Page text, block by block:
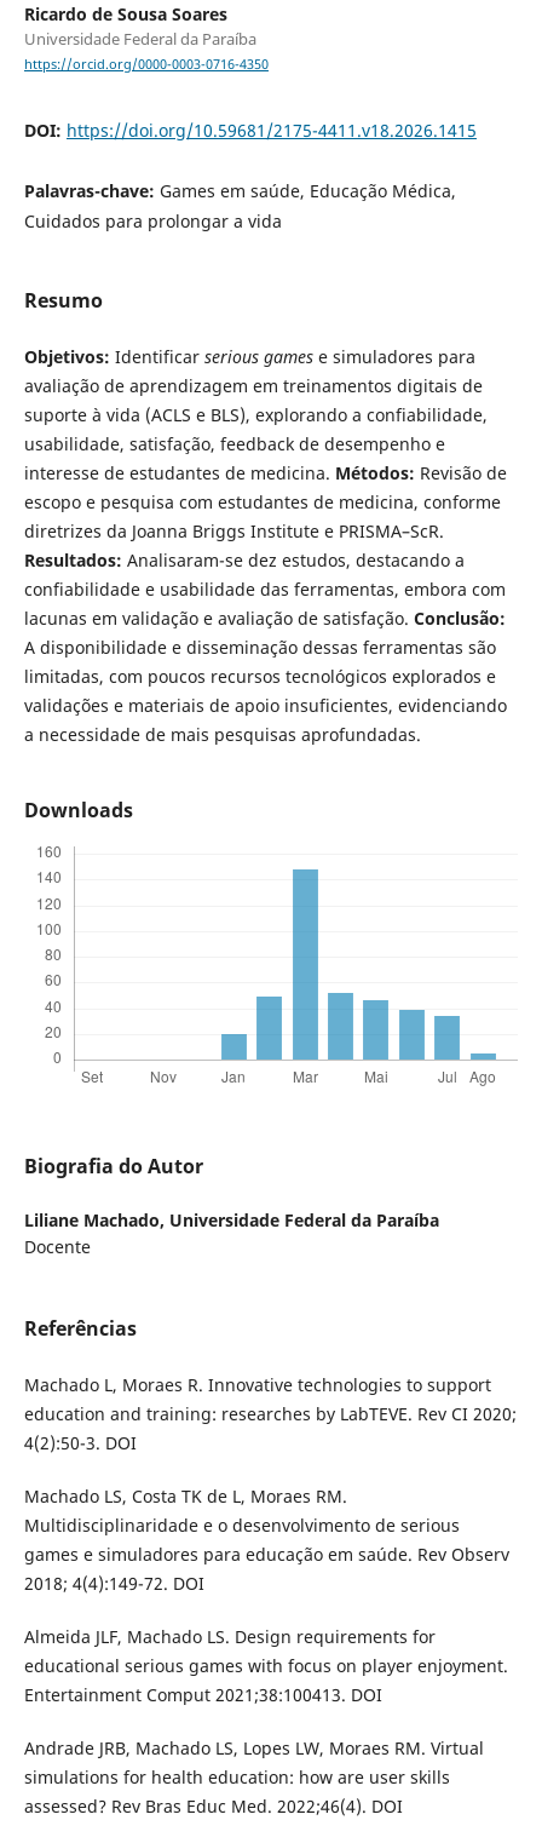
Ricardo de Sousa Soares
Universidade Federal da Paraíba
https://orcid.org/0000-0003-0716-4350
DOI: https://doi.org/10.59681/2175-4411.v18.2026.1415
Palavras-chave: Games em saúde, Educação Médica,
Cuidados para prolongar a vida
Resumo
Objetivos: Identificar serious gamese simuladores para
avaliação de aprendizagem em treinamentos digitais de
suporte à vida (ACLS e BLS), explorando a confiabilidade,
usabilidade, satisfação, feedback de desempenho e
interesse de estudantes de medicina. Métodos: Revisão de
escopo e pesquisa com estudantes de medicina, conforme
diretrizes da Joanna Briggs Institute e PRISMA–ScR.
Resultados: Analisaram-se dez estudos, destacando a
confiabilidade e usabilidade das ferramentas, embora com
lacunas em validação e avaliação de satisfação. Conclusão:
A disponibilidade e disseminação dessas ferramentas são
limitadas, com poucos recursos tecnológicos explorados e
validações e materiais de apoio insuficientes, evidenciando
a necessidade de mais pesquisas aprofundadas.
Downloads
Biografia do Autor
Liliane Machado, Universidade Federal da Paraíba
Docente
Referências
Machado L, Moraes R. Innovative technologies to support
education and training: researches by LabTEVE. Rev CI 2020;
4(2):50-3. DOI
Machado LS, Costa TK de L, Moraes RM.
Multidisciplinaridade e o desenvolvimento de serious
games e simuladores para educação em saúde. Rev Observ
2018; 4(4):149-72. DOI
Almeida JLF, Machado LS. Design requirements for
educational serious games with focus on player enjoyment.
Entertainment Comput 2021;38:100413. DOI
Andrade JRB, Machado LS, Lopes LW, Moraes RM. Virtual
simulations for health education: how are user skills
assessed? Rev Bras Educ Med. 2022;46(4). DOI